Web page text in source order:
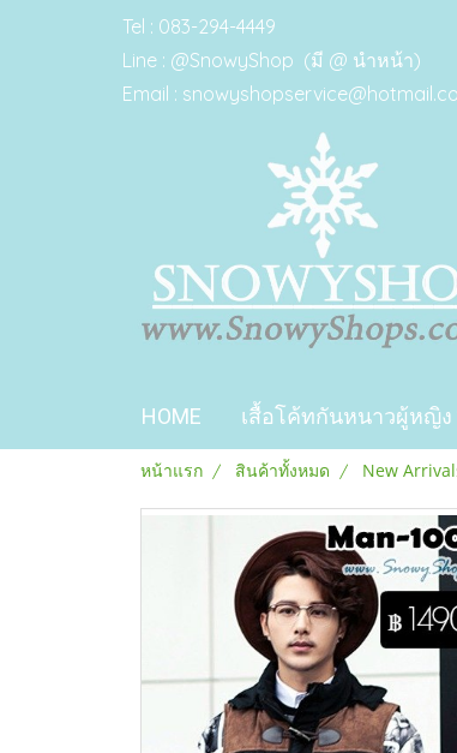
Tel : 083-294-4449
Line : @SnowyShop (มี @ นำหน้า)
Email :
HOME เสื้อโค้ทกันหนาวผู้หญิง
หน้าแรก สินค้าทั้งหมด New